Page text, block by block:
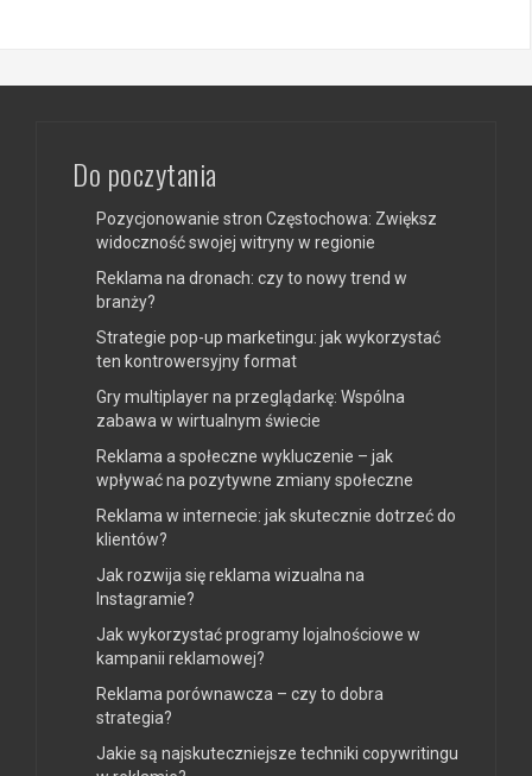
Do poczytania
Pozycjonowanie stron Częstochowa: Zwiększ
widoczność swojej witryny w regionie
Reklama na dronach: czy to nowy trend w
branży?
Strategie pop-up marketingu: jak wykorzystać
ten kontrowersyjny format
Gry multiplayer na przeglądarkę: Wspólna
zabawa w wirtualnym świecie
Reklama a społeczne wykluczenie – jak
wpływać na pozytywne zmiany społeczne
Reklama w internecie: jak skutecznie dotrzeć do
klientów?
Jak rozwija się reklama wizualna na
Instagramie?
Jak wykorzystać programy lojalnościowe w
kampanii reklamowej?
Reklama porównawcza – czy to dobra
strategia?
Jakie są najskuteczniejsze techniki copywritingu